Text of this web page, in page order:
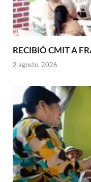
RECIBIÓ CMIT A
2 agosto, 2026